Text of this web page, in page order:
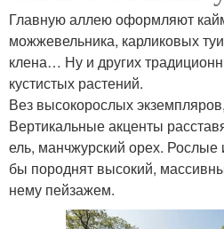
Главную аллею оформляют
можжевельника, карликовых
клена… Ну и других
кустистых растений.
Вез высокорослых
Вертикальные акценты
ель, манчжурский орех.
бы породнят высокий,
нему пейзажем.